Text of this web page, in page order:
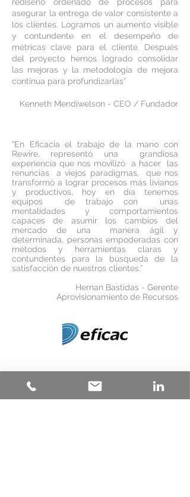
asegurar la entrega de valor consistente a
los clientes. Logramos un aumento visible
y contundente en el desempeño de
métricas clave para el cliente. Después
del proyecto hemos logrado consolidar
las mejoras y la metodología de mejora
continua para profundizarlas”
Kenneth Mendiwelson - CEO / Fundador
“En Eficacia el trabajo de la mano con
Rewire, representó una grandiosa
experiencia que nos movilizó a hacer las
renuncias a viejos paradigmas, que nos
transformó a lograr procesos más livianos
y productivos, hoy en día tenemos
equipos de trabajo con unas
mentalidades y comportamientos
capaces de asumir los cambios del
mercado de una manera ágil y
determinada, personas empoderadas con
métodos y herramientas claras y
contundentes para la búsqueda de la
satisfacción de nuestros clientes.”
Hernan Bastidas - Gerente
Aprovisionamiento de Recursos
"En Positiva nos sentimos gratamente
complacidos y agradecidos con